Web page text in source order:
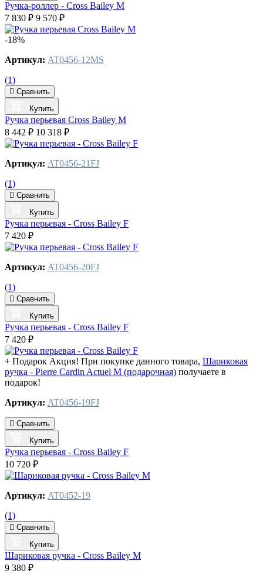
Ручка-роллер - Cross Bailey М
7 830 ₽ 9 570 ₽
-18%
Артикул: AT0456-12MS
(1)
Сравнить
Купить
Ручка перьевая Cross Bailey M
8 442 ₽ 10 318 ₽
Артикул: AT0456-21FJ
(1)
Сравнить
Купить
Ручка перьевая - Cross Bailey F
7 420 ₽
Артикул: AT0456-20FJ
(1)
Сравнить
Купить
Ручка перьевая - Cross Bailey F
7 420 ₽
+ Подарок Акция! При покупке данного товара, Шариковая
ручка - Pierre Cardin Actuel M (подарочная) получаете в
подарок!
Артикул: AT0456-19FJ
Сравнить
Купить
Ручка перьевая - Cross Bailey F
10 720 ₽
Артикул: AT0452-19
(1)
Сравнить
Купить
Шариковая ручка - Cross Bailey M
9 380 ₽